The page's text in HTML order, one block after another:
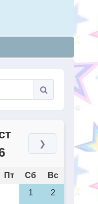
❯
Пт Сб
Вс
1
2